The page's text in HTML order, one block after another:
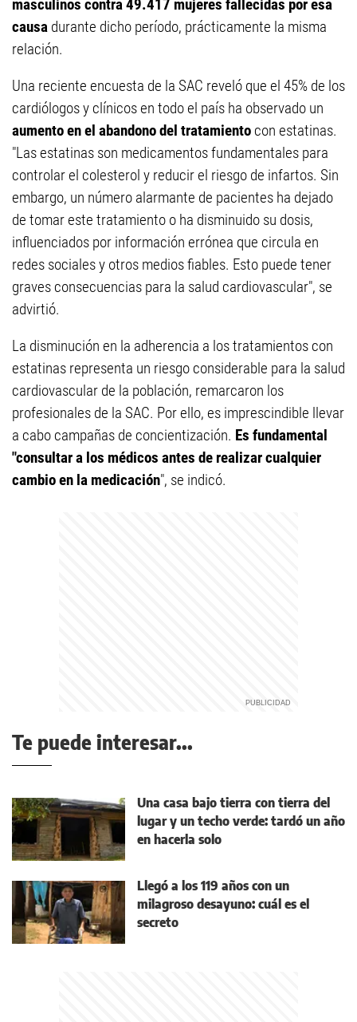
masculinos contra 49.417 mujeres fallecidas por esa
causa durante dicho período, prácticamente la misma
relación.
Una reciente encuesta de la SAC reveló que el 45% de los
cardiólogos y clínicos en todo el país ha observado un
aumento en el abandono del tratamiento con estatinas.
"Las estatinas son medicamentos fundamentales para
controlar el colesterol y reducir el riesgo de infartos. Sin
embargo, un número alarmante de pacientes ha dejado
de tomar este tratamiento o ha disminuido su dosis,
influenciados por información errónea que circula en
redes sociales y otros medios fiables. Esto puede tener
graves consecuencias para la salud cardiovascular", se
advirtió.
La disminución en la adherencia a los tratamientos con
estatinas representa un riesgo considerable para la salud
cardiovascular de la población, remarcaron los
profesionales de la SAC. Por ello, es imprescindible llevar
a cabo campañas de concientización. Es fundamental
"consultar a los médicos antes de realizar cualquier
cambio en la medicación", se indicó.
Te puede interesar...
Una casa bajo tierra con tierra del
lugar y un techo verde: tardó un año
en hacerla solo
Llegó a los 119 años con un
milagroso desayuno: cuál es el
secreto